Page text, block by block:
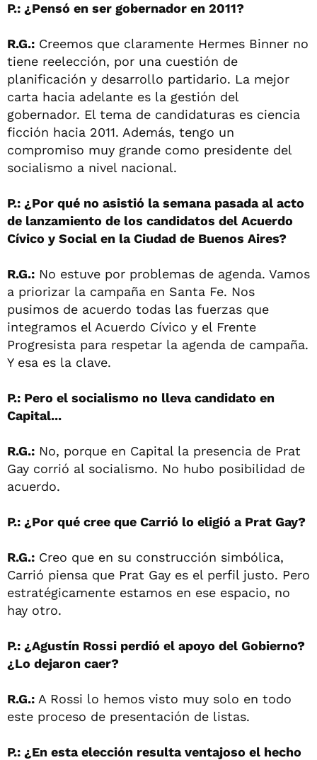
P.: ¿Pensó en ser gobernador en 2011?
R.G.: Creemos que claramente Hermes Binner no
tiene reelección, por una cuestión de
planificación y desarrollo partidario. La mejor
carta hacia adelante es la gestión del
gobernador. El tema de candidaturas es ciencia
ficción hacia 2011. Además, tengo un
compromiso muy grande como presidente del
socialismo a nivel nacional.
P.: ¿Por qué no asistió la semana pasada al acto
de lanzamiento de los candidatos del Acuerdo
Cívico y Social en la Ciudad de Buenos Aires?
R.G.: No estuve por problemas de agenda. Vamos
a priorizar la campaña en Santa Fe. Nos
pusimos de acuerdo todas las fuerzas que
integramos el Acuerdo Cívico y el Frente
Progresista para respetar la agenda de campaña.
Y esa es la clave.
P.: Pero el socialismo no lleva candidato en
Capital...
R.G.: No, porque en Capital la presencia de Prat
Gay corrió al socialismo. No hubo posibilidad de
acuerdo.
P.: ¿Por qué cree que Carrió lo eligió a Prat Gay?
R.G.: Creo que en su construcción simbólica,
Carrió piensa que Prat Gay es el perfil justo. Pero
estratégicamente estamos en ese espacio, no
hay otro.
P.: ¿Agustín Rossi perdió el apoyo del Gobierno?
¿Lo dejaron caer?
R.G.: A Rossi lo hemos visto muy solo en todo
este proceso de presentación de listas.
P.: ¿En esta elección resulta ventajoso el hecho